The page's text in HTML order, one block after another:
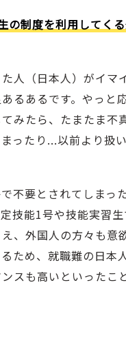
の制度を利用してく
人（日本人）がイマ
るあるです。やっと
みたら、たまたま不
ったり...以前より扱
不要とされてしまっ
技能1号や技能実習
、外国人の方々も意
ため、就職難の日本
スも高いといったこ